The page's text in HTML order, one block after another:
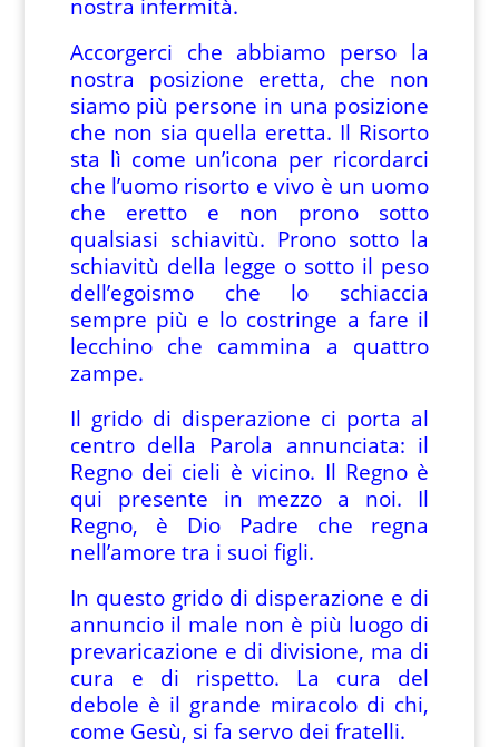
nostra infermità.
Accorgerci che abbiamo perso la
nostra posizione eretta, che non
siamo più persone in una posizione
che non sia quella eretta. Il Risorto
sta lì come un’icona per ricordarci
che l’uomo risorto e vivo è un uomo
che eretto e non prono sotto
qualsiasi schiavitù. Prono sotto la
schiavitù della legge o sotto il peso
dell’egoismo che lo schiaccia
sempre più e lo costringe a fare il
lecchino che cammina a quattro
zampe.
Il grido di disperazione ci porta al
centro della Parola annunciata: il
Regno dei cieli è vicino. Il Regno è
qui presente in mezzo a noi. Il
Regno, è Dio Padre che regna
nell’amore tra i suoi figli.
In questo grido di disperazione e di
annuncio il male non è più luogo di
prevaricazione e di divisione, ma di
cura e di rispetto. La cura del
debole è il grande miracolo di chi,
come Gesù, si fa servo dei fratelli.